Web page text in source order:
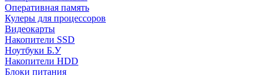
Оперативная память
Кулеры для процессоров
Видеокарты
Накопители SSD
Ноутбуки Б.У
Накопители HDD
Блоки питания